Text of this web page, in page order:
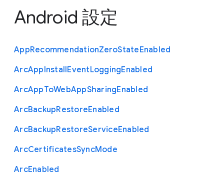
Android 設定
AppRecommendationZeroStateEnabled
ArcAppInstallEventLoggingEnabled
ArcAppToWebAppSharingEnabled
ArcBackupRestoreEnabled
ArcBackupRestoreServiceEnabled
ArcCertificatesSyncMode
ArcEnabled